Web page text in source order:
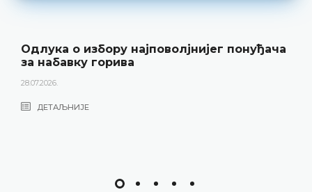
Одлука о избору најповолјнијег понуђача
за набавку горива
28.07.2026.
ДЕТАЉНИЈЕ